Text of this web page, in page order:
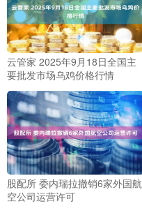
云管家 2025年9月18日全国主
要批发市场乌鸡价格行情
股配所 委内瑞拉撤销6家外国航
空公司运营许可